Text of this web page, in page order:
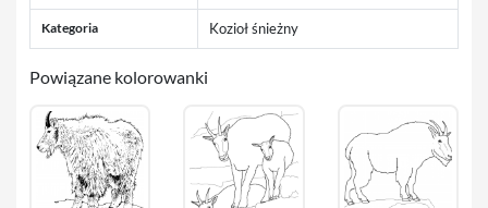
Kategoria Kozioł śnieżny
Powiązane kolorowanki